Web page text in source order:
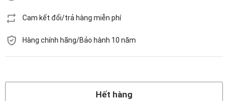
Cam kết đổi/trả hàng miễn phí
Hàng chính hãng/Bảo hành 10 năm
Hết hàng